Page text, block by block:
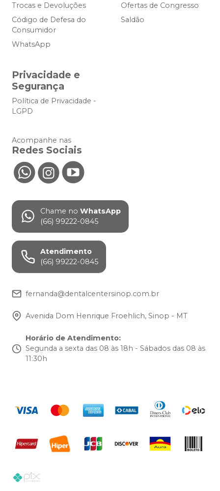
Trocas e Devoluções
Código de Defesa do
Consumidor
WhatsApp
Ofertas de Congresso
Saldão
Privacidade e
Segurança
Política de Privacidade -
LGPD
Acompanhe nas
Redes Sociais
Chame no WhatsApp
(66) 99222-0845
Atendimento
(66) 99222-0845
fernanda@dentalcentersinop.com.br
Avenida Dom Henrique Froehlich, Sinop - MT
Horário de Atendimento:
Segunda a sexta das 08 às 18h - Sábados das 08 às
11:30h